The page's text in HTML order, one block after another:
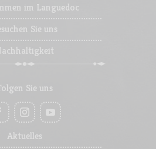
im Languedoc
Sie uns
Sie uns
Aktuelles